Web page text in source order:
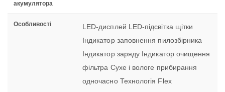
акумулятора
Особливості
LED-дисплей LED-підсвітка щітки
Індикатор заповнення пилозбірника
Індикатор заряду Індикатор очищення
фільтра Сухе і вологе прибирання
одночасно Технологія Flex